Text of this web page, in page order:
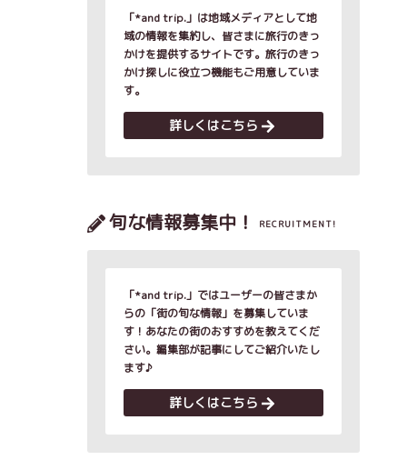
「*and trip.」は地域メディアとして地
域の情報を集約し、皆さまに旅行のきっ
かけを提供するサイトです。旅行のきっ
かけ探しに役立つ機能もご用意していま
す。
詳しくはこちら
旬な情報募集中！ RECRUITMENT!
「*and trip.」ではユーザーの皆さまか
らの「街の旬な情報」を募集していま
す！あなたの街のおすすめを教えてくだ
さい。編集部が記事にしてご紹介いたし
ます♪
詳しくはこちら